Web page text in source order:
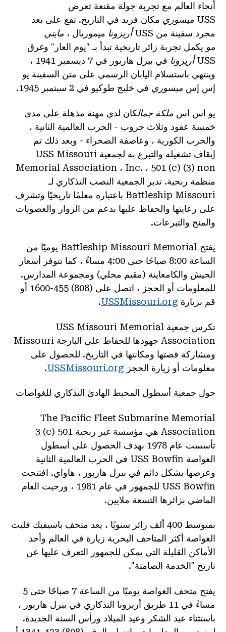
أنحاء العالم مع تجربة جولة مقنعة تعرض
USS ميسوري مكان فريد في التاريخ. تقع على بعد
مجرد سفينة من USS
أريزونا ميموريال ، مايتي
مو يكمل تجربة زائر تاريخية تبدأ بـ "يوم العار" وغرق
USS أريزونا
في بيرل هاربور في 7 ديسمبر 1941 ،
وينتهي باستسلام اليابان الرسمي على متن السفينة يو
إس إس ميسوري في خليج طوكيو في 2 سبتمبر 1945.
يو اس اس ملكة جمالكان لدي مهنة مذهلة على مدى
خمسة عقود وثلاث حروب - الحرب العالمية الثانية ،
والحرب الكورية ، وعاصفة الصحراء - وبعد ذلك تم
إيقاف تشغيله والتبرع به لجمعية USS Missouri
Memorial Association ، Inc. ، 501 (c) (3) non
منظمة ربحية. تدير الجمعية النصب التذكاري لـ
Battleship Missouri باعتباره معلمًا تاريخيًا وتشرف
على رعايتها والحفاظ عليها بدعم من الزوار والعضويات
والمنح والتبرعات.
يفتح Battleship Missouri Memorial يوميًا من
الساعة 8:00 صباحًا حتى 4:00 مساءً ، كما تتوفر أسعار
الجيش والكامعاينة (مقيم محلي) ومجموعة المدارس.
للمعلومات أو الحجز ، اتصل على (808) 455-1600 أو
قم بزيارة USSMissouri.org
.
تكرس جمعية USS Missouri Memorial
Association جهودها للحفاظ على البارجة Missouri
ومشاركة قصتها ومكانتها في التاريخ. للحصول على
معلومات أو زيارة الحجز USSMissouri.org
.
حول جمعية أسطول المحيط الهادئ التذكاري للغواصات
The Pacific Fleet Submarine Memorial
Association هي مؤسسة غير ربحية 501 (c) 3
تأسست عام 1978 بهدف الحصول على أسطول
الغواصة USS Bowfin في الحرب العالمية الثانية
وعرضها بشكل دائم في بيرل هاربور ، هاواي. افتتحت
USS Bowfin للجمهور في عام 1981 ، ورحبت العام
الماضي بزائرها التسعة ملايين.
بمتوسط 400 ألف زائر سنويًا ، يعد متحف باسيفيك فليت
الغواصة أكثر المتاحف البحرية زيارة في العالم وأحد
الأماكن القليلة التي يمكن للجمهور التعرف عليها عن
تاريخ "الخدمة الصامتة".
يفتح متحف الغواصة يوميًا من الساعة 7 صباحًا حتى 5
مساءً في 11 طريق أريزونا التذكاري في بيرل هاربور ،
باستثناء عيد الشكر وعيد الميلاد ورأس السنة الجديدة.